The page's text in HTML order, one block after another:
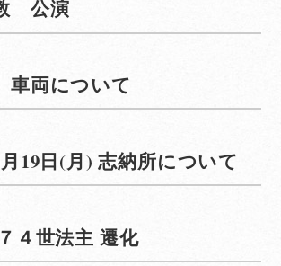
公演
両について
19日(月) 志納所について
４世法主 遷化